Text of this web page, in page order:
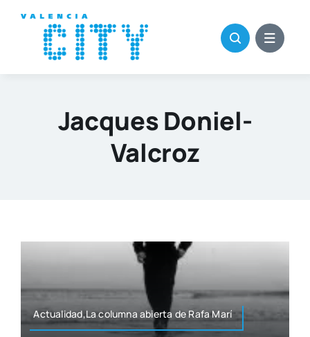
contenido
Jacques Doniel-
Valcroz
Actualidad,La colum­na abier­ta de Rafa Marí